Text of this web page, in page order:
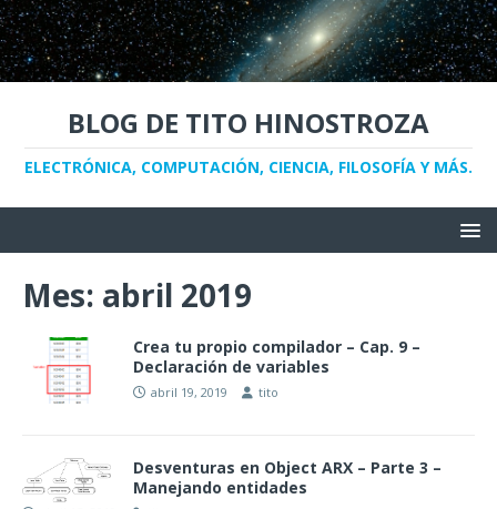
BLOG DE TITO HINOSTROZA
ELECTRÓNICA, COMPUTACIÓN, CIENCIA, FILOSOFÍA Y MÁS.
Mes: abril 2019
Crea tu propio compilador – Cap. 9 –
Declaración de variables
abril 19, 2019 tito
Desventuras en Object ARX – Parte 3 –
Manejando entidades